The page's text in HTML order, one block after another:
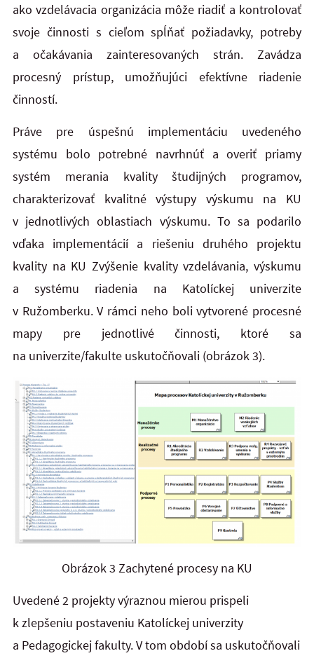
ako vzdelávacia organizácia môže riadiť a kontrolovať
svoje činnosti s cieľom spĺňať požiadavky, potreby
a očakávania zainteresovaných strán. Zavádza
procesný prístup, umožňujúci efektívne riadenie
činností.
Práve pre úspešnú implementáciu uvedeného
systému bolo potrebné navrhnúť a overiť priamy
systém merania kvality študijných programov,
charakterizovať kvalitné výstupy výskumu na KU
v jednotlivých oblastiach výskumu. To sa podarilo
vďaka implementácií a riešeniu druhého projektu
kvality na KU Zvýšenie kvality vzdelávania, výskumu
a systému riadenia na Katolíckej univerzite
v Ružomberku. V rámci neho boli vytvorené procesné
mapy pre jednotlivé činnosti, ktoré sa
na univerzite/fakulte uskutočňovali (obrázok 3).
Obrázok 3 Zachytené procesy na KU
Uvedené 2 projekty výraznou mierou prispeli
k zlepšeniu postaveniu Katolíckej univerzity
a Pedagogickej fakulty. V tom období sa uskutočňovali